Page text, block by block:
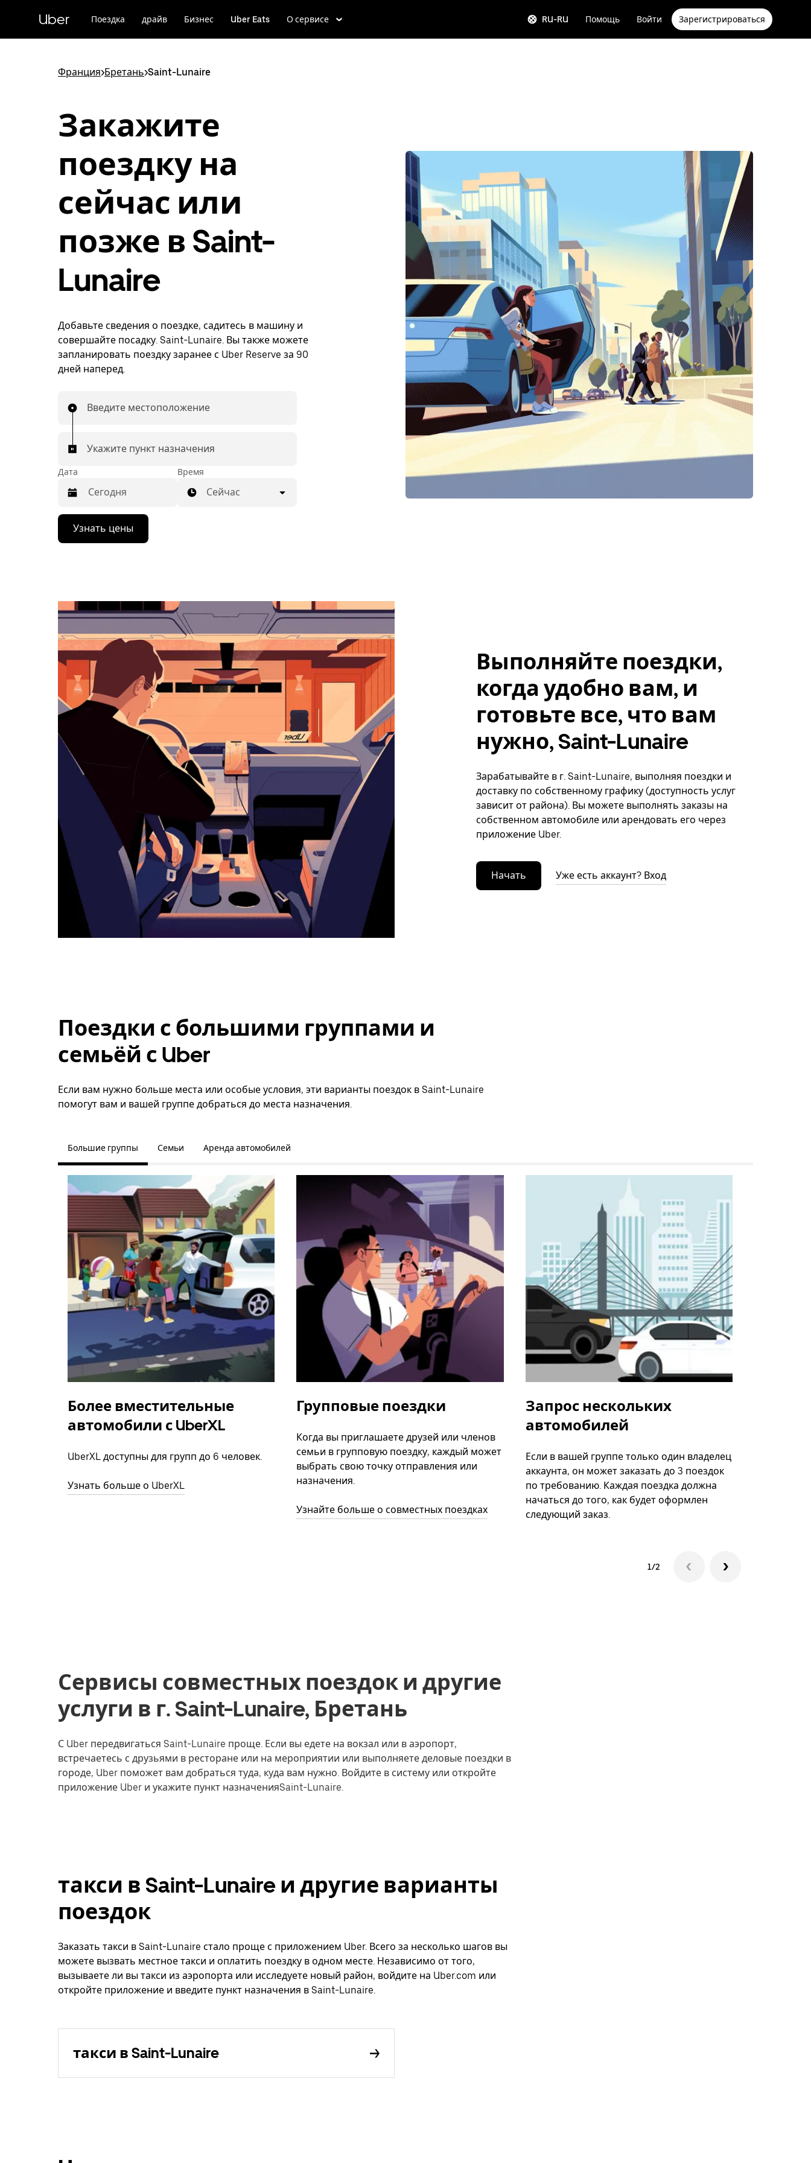
к
Uber Поездка драйв Бизнес Uber Eats О сервисе RU-RU Помощь Войти Зарегистрироваться
Франция>Бретань>Saint-Lunaire
Закажите
поездку на
сейчас или
позже в Saint-
Lunaire
Добавьте сведения о поездке, садитесь в машину и
совершайте посадку. Saint-Lunaire. Вы также можете
запланировать поездку заранее с Uber Reserve за 90
дней наперед.
Введите местоположение
Укажите пункт назначения
Дата
Нажмите
стрелку
вниз,
выбрать
дату.
закрыть
календарь,
нажмите
Esc.
Время
Сейчас
Узнать цены
Выполняйте поездки,
когда удобно вам, и
готовьте все, что вам
нужно, Saint-Lunaire
Зарабатывайте в г. Saint-Lunaire, выполняя поездки и
доставку по собственному графику (доступность услуг
зависит от района). Вы можете выполнять заказы на
собственном автомобиле или арендовать его через
приложение Uber.
Начать Уже есть аккаунт? Вход
Поездки с большими группами и
семьёй с Uber
Если вам нужно больше места или особые условия, эти варианты поездок в Saint-Lunaire
помогут вам и вашей группе добраться до места назначения.
Большие группы Семьи Аренда автомобилей
Более вместительные
автомобили с UberXL
UberXL доступны для групп до 6 человек.
Узнать больше о UberXL
Групповые поездки
Когда вы приглашаете друзей или членов
семьи в групповую поездку, каждый может
выбрать свою точку отправления или
назначения.
Узнайте больше о совместных поездках
Запрос нескольких
автомобилей
Если в вашей группе только один владелец
аккаунта, он может заказать до 3 поездок
по требованию. Каждая поездка должна
начаться до того, как будет оформлен
следующий заказ.
1/2
Сервисы совместных поездок и другие
услуги в г. Saint-Lunaire, Бретань
С Uber передвигаться Saint-Lunaire проще. Если вы едете на вокзал или в аэропорт,
встречаетесь с друзьями в ресторане или на мероприятии или выполняете деловые поездки в
городе, Uber поможет вам добраться туда, куда вам нужно. Войдите в систему или откройте
приложение Uber и укажите пункт назначенияSaint-Lunaire.
такси в Saint-Lunaire и другие варианты
поездок
Заказать такси в Saint-Lunaire стало проще с приложением Uber. Всего за несколько шагов вы
можете вызвать местное такси и оплатить поездку в одном месте. Независимо от того,
вызываете ли вы такси из аэропорта или исследуете новый район, войдите на Uber.com или
откройте приложение и введите пункт назначения в Saint-Lunaire.
такси в Saint-Lunaire